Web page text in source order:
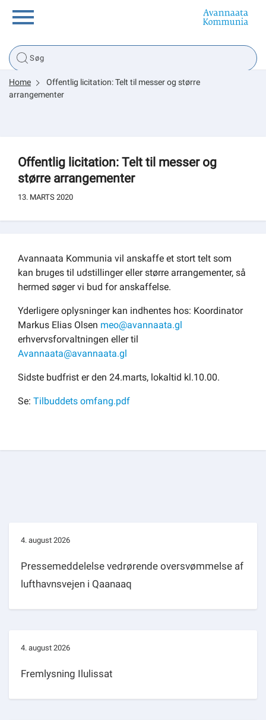
Borger
Erhverv
Tsunami
sullissivik.gl
Om kommunen
Home
Offentlig licitation: Telt til messer og større
arrangementer
Offentlig licitation: Telt til messer og
større arrangementer
13. MARTS 2020
Avannaata Kommunia vil anskaffe et stort telt som
kan bruges til udstillinger eller større arrangementer, så
hermed søger vi bud for anskaffelse.
Yderligere oplysninger kan indhentes hos: Koordinator
Markus Elias Olsen meo@avannaata.gl
erhvervsforvaltningen eller til
Avannaata@avannaata.gl
Sidste budfrist er den 24.marts, lokaltid kl.10.00.
Se: Tilbuddets omfang.pdf
4. august 2026
Pressemeddelelse vedrørende oversvømmelse af
lufthavnsvejen i Qaanaaq
4. august 2026
Fremlysning Ilulissat